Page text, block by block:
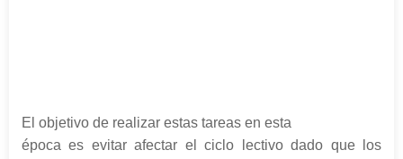
El objetivo de realizar estas tareas en esta
época es evitar afectar el ciclo lectivo dado que los